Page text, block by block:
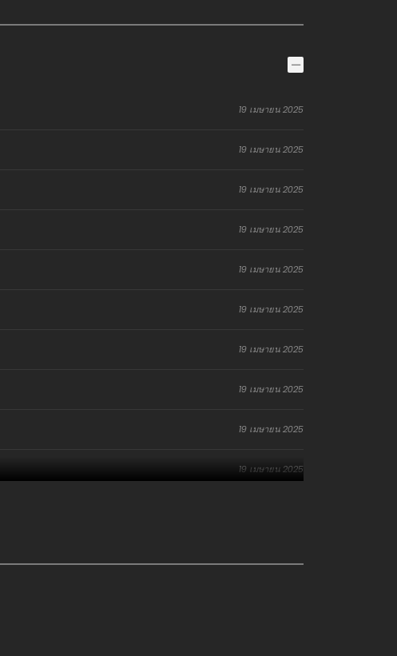
19 เมษายน 2025
19 เมษายน 2025
19 เมษายน 2025
19 เมษายน 2025
19 เมษายน 2025
19 เมษายน 2025
19 เมษายน 2025
19 เมษายน 2025
19 เมษายน 2025
19 เมษายน 2025